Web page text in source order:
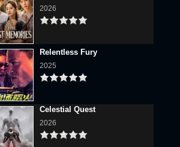
2026
Relentless Fury
2025
Celestial Quest
2026